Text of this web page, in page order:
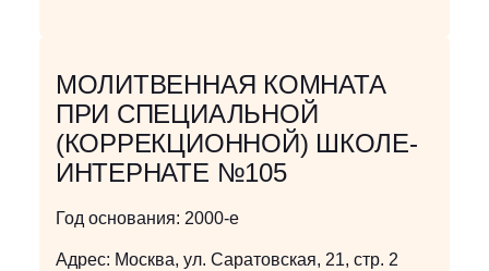
МОЛИТВЕННАЯ КОМНАТА
ПРИ СПЕЦИАЛЬНОЙ
(КОРРЕКЦИОННОЙ) ШКОЛЕ-
ИНТЕРНАТЕ №105
Год основания: 2000-е
Адрес: Москва, ул. Саратовская, 21, стр. 2